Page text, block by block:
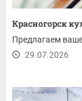
Красногорск
Предлагаем
29.07.2026